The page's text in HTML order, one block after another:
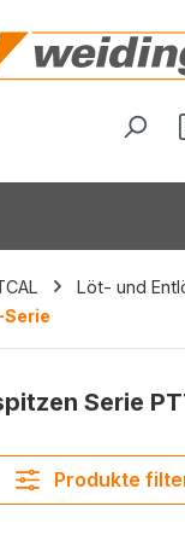
Löt- und
Serie
Produkte